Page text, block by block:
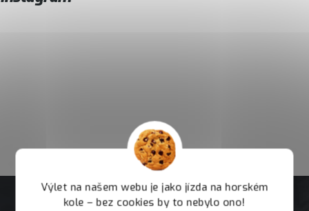
Výlet na našem webu je jako jízda na horském
kole – bez cookies by to nebylo ono!